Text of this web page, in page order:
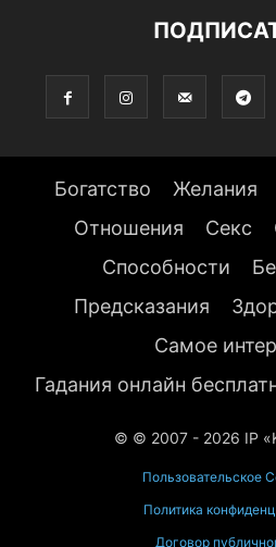
Богатство Желания
Отношения
Секс
Способности
Предсказания
Самое
Гадания онлайн
© © 2007 - 2026 IP
Пользовательское
Политика
Договор